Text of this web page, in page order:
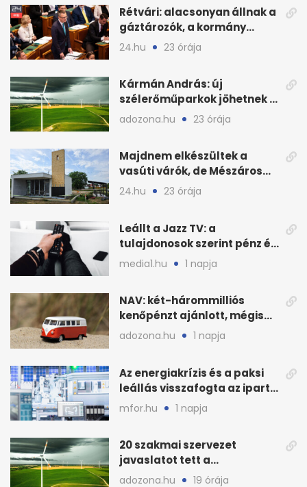
Rétvári: alacsonyan állnak a
gáztározók, a kormány
válságról válságra jut
24.hu 23 órája
Kármán András: új
szélerőműparkok jöhetnek a
kormányülés döntése
adozona.hu 23 órája
Majdnem elkészültek a
vasúti várók, de Mészáros
bizalmasa leromboltatja
24.hu 23 órája
Leállt a Jazz TV: a
tulajdonosok szerint pénz és
szabályok döntöttek
media1.hu 1 napja
NAV: két-hárommilliós
kenőpénzt ajánlott, mégis
lefoglalták a hamis árut
adozona.hu 1 napja
Az energiakrízis és a paksi
leállás visszafogta az ipart,
nyáron kisebb a kár
mfor.hu 1 napja
20 szakmai szervezet
javaslatot tett a
fenntartható szélenergia-
adozona.hu 19 órája